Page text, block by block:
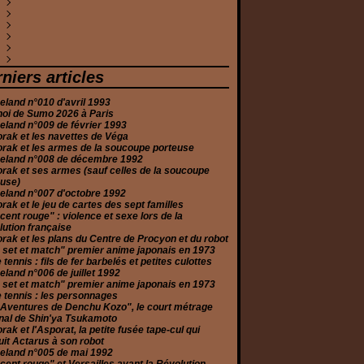
(2)
(2)
(2)
(2)
(1)
(4)
(1)
(3)
(5)
(6)
(1)
(2)
(5)
(2)
(2)
(1)
(3)
(4)
(1)
(2)
(2)
(2)
(4)
(2)
(1)
(3)
(1)
(2)
(2)
(2)
(2)
(2)
(3)
(2)
(2)
(2)
(2)
(2)
(2)
(3)
(2)
(2)
(2)
(3)
(3)
(4)
(6)
(4)
(11)
articles
n°010 d'avril 1993
de Sumo 2026 à Paris
n°009 de février 1993
et les navettes de Véga
et les armes de la soucoupe porteuse
n°008 de décembre 1992
et ses armes (sauf celles de la soucoupe
n°007 d'octobre 1992
et le jeu de cartes des sept familles
rouge" : violence et sexe lors de la
française
et les plans du Centre de Procyon et du robot
set et match" premier anime japonais en 1973
tennis : fils de fer barbelés et petites culottes
n°006 de juillet 1992
set et match" premier anime japonais en 1973
tennis : les personnages
de Denchu Kozo", le court métrage
de Shin'ya Tsukamoto
et l'Asporat, la petite fusée tape-cul qui
Actarus à son robot
n°005 de mai 1992